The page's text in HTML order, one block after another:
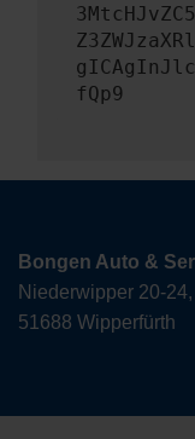
fQp9
Bongen Auto &
Niederwipper 20-24,
51688 Wipperfürth